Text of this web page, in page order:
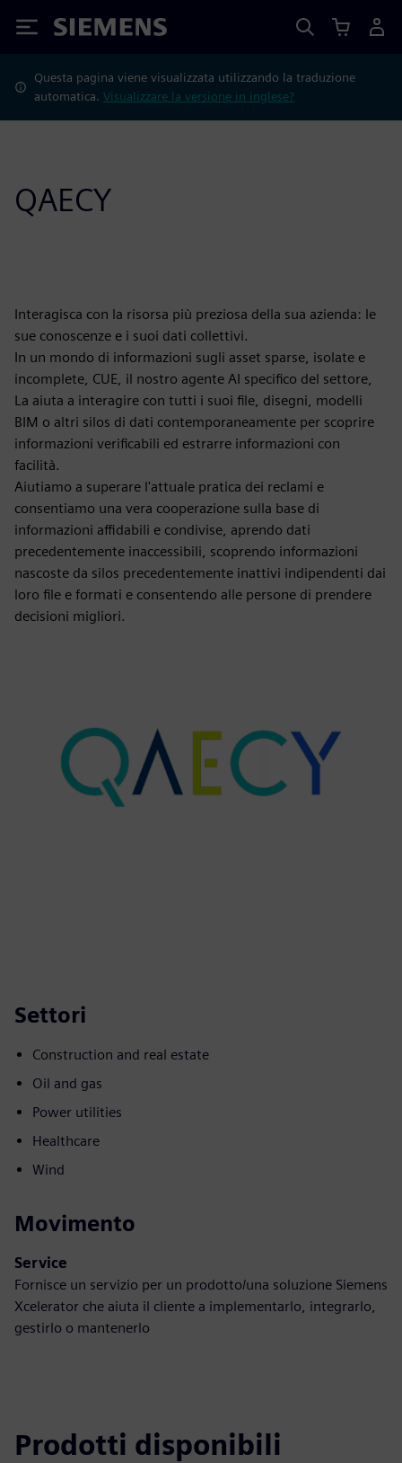
Siemens
Questa pagina viene visualizzata utilizzando la traduzione
automatica.Visualizzare la versione in inglese?
QAECY
Interagisca con la risorsa più preziosa della sua azienda: le
sue conoscenze e i suoi dati collettivi.
In un mondo di informazioni sugli asset sparse, isolate e
incomplete, CUE, il nostro agente AI specifico del settore,
La aiuta a interagire con tutti i suoi file, disegni, modelli
BIM o altri silos di dati contemporaneamente per scoprire
informazioni verificabili ed estrarre informazioni con
facilità.
Aiutiamo a superare l'attuale pratica dei reclami e
consentiamo una vera cooperazione sulla base di
informazioni affidabili e condivise, aprendo dati
precedentemente inaccessibili, scoprendo informazioni
nascoste da silos precedentemente inattivi indipendenti dai
loro file e formati e consentendo alle persone di prendere
decisioni migliori.
Settori
Construction and real estate
Oil and gas
Power utilities
Healthcare
Wind
Movimento
Service
Fornisce un servizio per un prodotto/una soluzione Siemens
Xcelerator che aiuta il cliente a implementarlo, integrarlo,
gestirlo o mantenerlo
Prodotti disponibili